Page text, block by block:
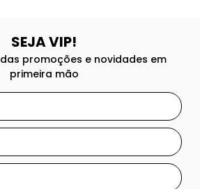
SEJA VIP!
promoções e novidades em
primeira mão